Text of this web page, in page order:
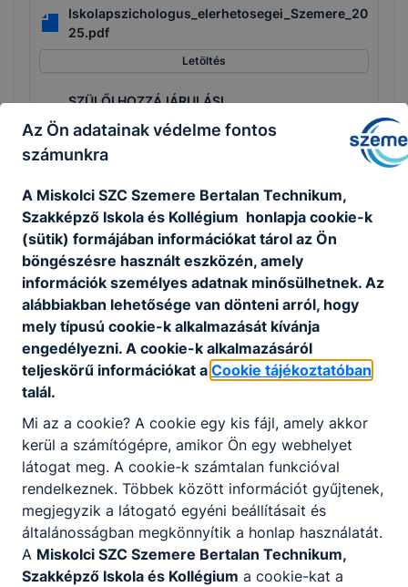
Iskolapszichologus_elerhetosegei_Szemere_20
25.pdf
Letöltés
SZÜLŐI HOZZÁJÁRULÁSI
NYILATKOZAT_Pszichológus_Szemere_2023.pd
Adatvédelmi és adatkezelési tájékoztató
adatvedelmi_es_adatkezelesi_tajekoztato__hon
lapra.pdf
Letöltés
Tartós tankönyvtári szabályzat
Tartós tankönyvtári szabályzat.pdf
Letöltés
Az Ön adatainak védelme fontos
számunkra
A Miskolci SZC Szemere Bertalan Technikum,
Szakképző Iskola és Kollégium honlapja cookie-k
(sütik) formájában információkat tárol az Ön
böngészésre használt eszközén, amely
információk személyes adatnak minősülhetnek. Az
alábbiakban lehetősége van dönteni arról, hogy
mely típusú cookie-k alkalmazását kívánja
engedélyezni. A cookie-k alkalmazásáról
teljeskörű információkat a Cookie tájékoztatóban
talál.
Mi az a cookie? A cookie egy kis fájl, amely akkor
kerül a számítógépre, amikor Ön egy webhelyet
látogat meg. A cookie-k számtalan funkcióval
rendelkeznek. Többek között információt gyűjtenek,
megjegyzik a látogató egyéni beállításait és
általánosságban megkönnyítik a honlap használatát.
A Miskolci SZC Szemere Bertalan Technikum,
Szakképző Iskola és Kollégium a cookie-kat a